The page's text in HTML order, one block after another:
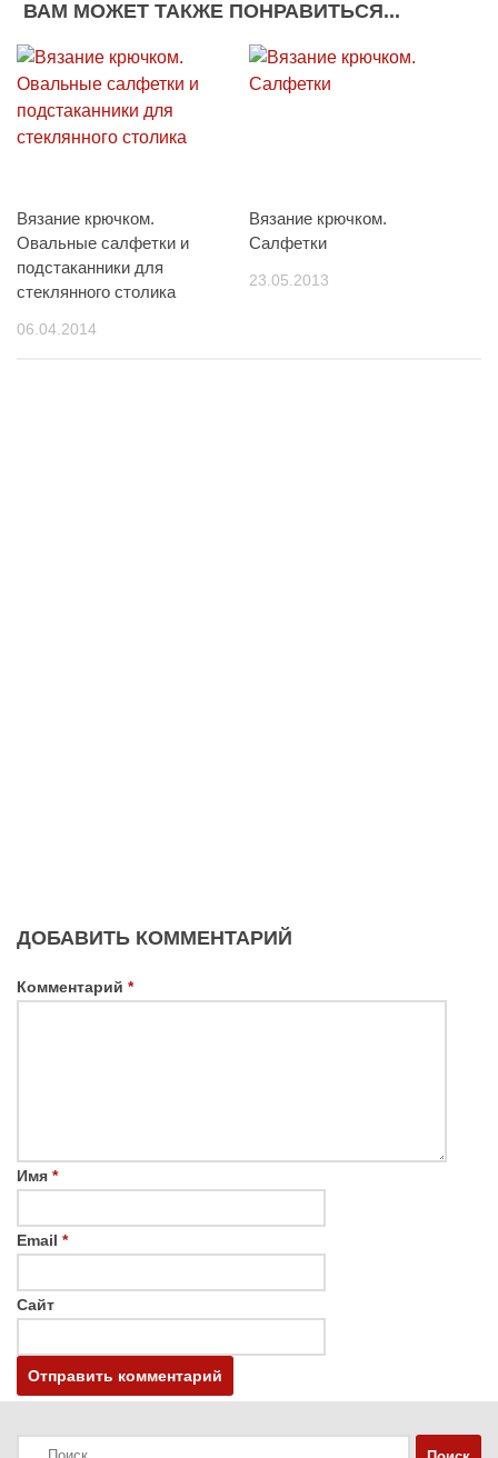
ВАМ МОЖЕТ ТАКЖЕ ПОНРАВИТЬСЯ...
Вязание крючком.
Овальные салфетки и
подстаканники для
стеклянного столика
06.04.2014
Вязание крючком.
Салфетки
23.05.2013
ДОБАВИТЬ КОММЕНТАРИЙ
Комментарий *
Имя *
Email *
Сайт
Найти: